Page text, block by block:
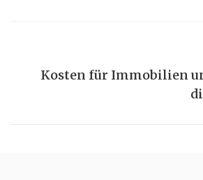
Kosten für Immobilien